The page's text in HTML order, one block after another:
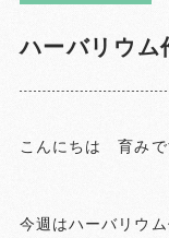
ハーバリウム
こんにちは 育みで
今週はハーバリウム